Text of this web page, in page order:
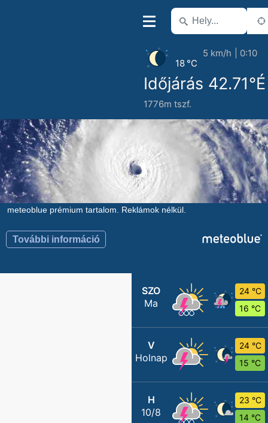
Időjárás 42.71°É
1776m tszf.
18 °C
5 km/h 0:10
SZO
Ma
24 °C
16 °C
V
Holnap
24 °C
15 °C
H
10/8
23 °C
14 °C